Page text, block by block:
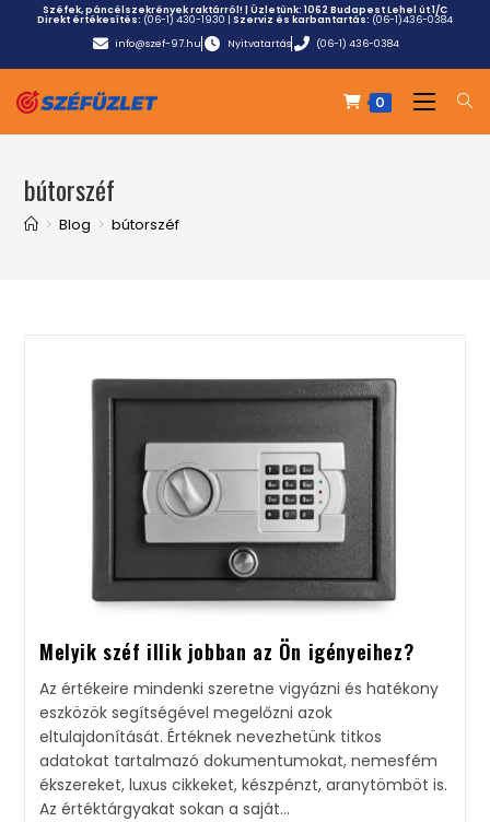
Széfek, páncélszekrények raktárról! | Üzletünk:1062 Budapest Lehel út 1/C
Direkt értékesítés: (06-1) 430-1930 | Szerviz és karbantartás: (06-1)436-0384
info@szef-97.hu
Nyitvatartás (06-1) 436-0384
0
bútorszéf
> Blog > bútorszéf
Melyik széf illik jobban az Ön igényeihez?​
Az értékeire mindenki szeretne vigyázni és hatékony
eszközök segítségével megelőzni azok
eltulajdonítását. Értéknek nevezhetünk titkos
adatokat tartalmazó dokumentumokat, nemesfém
ékszereket, luxus cikkeket, készpénzt, aranytömböt is.
Az értéktárgyakat sokan a saját…